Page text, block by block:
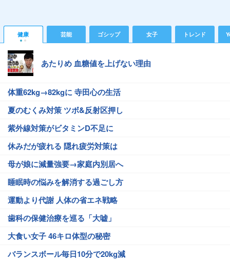
健康 芸能 ゴシップ 女子 トレンド
あたりめ 血糖値を上げない理由
体重62kg→82kgに 寺田心の生活
夏のむくみ対策 ツボ&反射区押し
紫外線対策がビタミンD不足に
休みだが疲れる 隠れ疲労対策は
母が娘に減量強要→家庭内別居へ
睡眠時の悩みを解消する過ごし方
運動より代謝 人体の省エネ戦略
歯科の保健治療を巡る「大嘘」
大食い女子 46キロ体型の秘密
バランスボール毎日10分で20kg減